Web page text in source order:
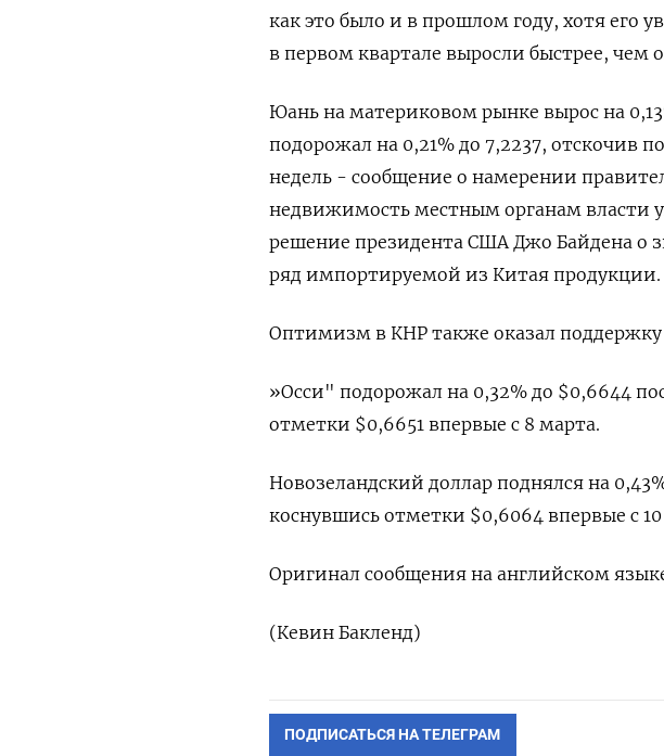
как это было и в прошлом году, хотя его
в первом квартале выросли быстрее, чем
Юань на материковом рынке вырос на
подорожал на 0,21% до 7,2237, отскочив
недель - сообщение о намерении
недвижимость местным органам власти
решение президента США Джо Байдена
ряд импортируемой из Китая продукции.
Оптимизм в КНР также оказал
»Осси" подорожал на 0,32% до $0,6644​
отметки $0,6651 впервые с 8 марта.
Новозеландский доллар поднялся на
коснувшись отметки $0,6064 впервые с 10
Оригинал сообщения на английском
(Кевин Бакленд)
ПОДПИСАТЬСЯ НА ТЕЛЕГРАМ